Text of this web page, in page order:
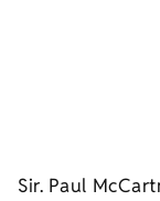
Sir. Paul